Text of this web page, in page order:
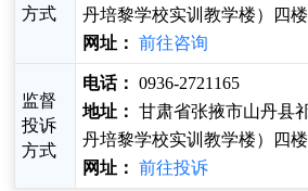
方式
丹培黎学校实训教学楼）四
网址： 前往咨询
监督
投诉
方式
电话： 0936-2721165
地址： 甘肃省张掖市山丹县
丹培黎学校实训教学楼）四
网址： 前往投诉